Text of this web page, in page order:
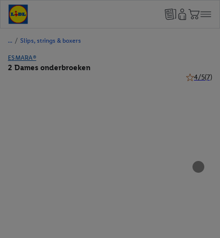
/ Slips, strings & boxers
ESMARA®
2 Dames onderbroeken
4/5(7)